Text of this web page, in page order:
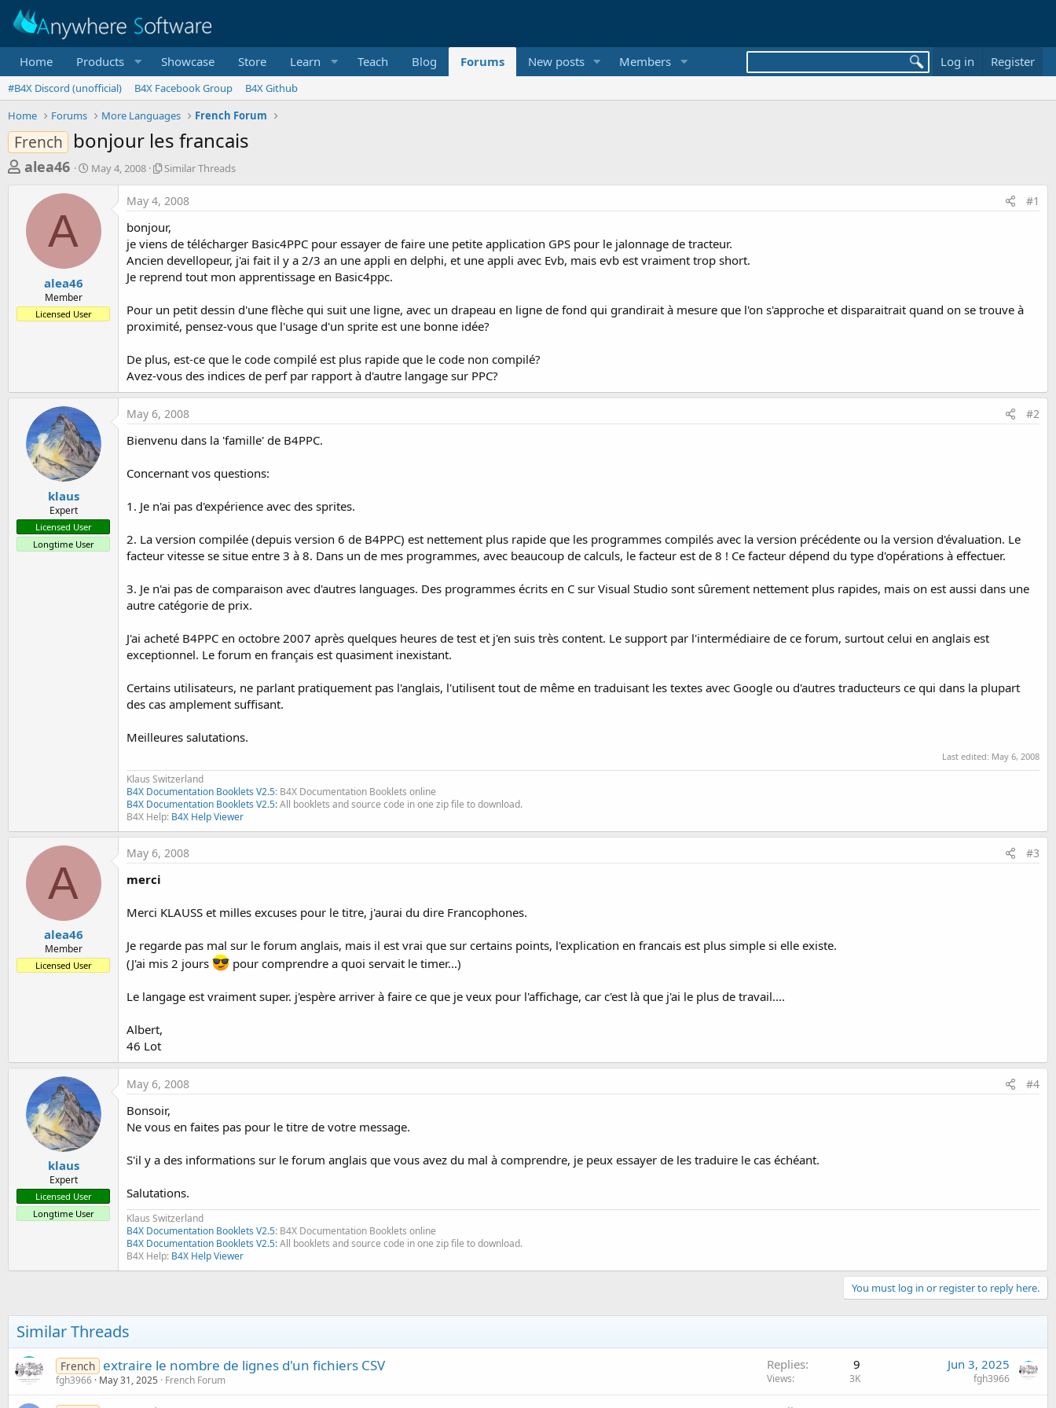
Home Products Showcase Store Learn Teach Blog Forums New posts Members Log in Register
#B4X Discord (unofficial) B4X Facebook Group
B4X Github
Home
Forums More Languages French Forum
French bonjour les francais
T
e
a
t
a
alea46
S
r
a
t
May 4, 2008
S
i
a
r
T
h
e
a
d
Similar Threads
A
alea46
Member
Licensed User
May 4, 2008 #1
bonjour,
je viens de télécharger Basic4PPC pour essayer de faire une petite application GPS pour le jalonnage de tracteur.
Ancien devellopeur, j'ai fait il y a 2/3 an une appli en delphi, et une appli avec Evb, mais evb est vraiment trop short.
Je reprend tout mon apprentissage en Basic4ppc.
Pour un petit dessin d'une flèche qui suit une ligne, avec un drapeau en ligne de fond qui grandirait à mesure que l'on s'approche et disparaitrait quand on se trouve à
proximité, pensez-vous que l'usage d'un sprite est une bonne idée?
De plus, est-ce que le code compilé est plus rapide que le code non compilé?
Avez-vous des indices de perf par rapport à d'autre langage sur PPC?
klaus
Expert
Licensed User
Longtime User
May 6, 2008 #2
Bienvenu dans la 'famille' de B4PPC.
Concernant vos questions:
1. Je n'ai pas d'expérience avec des sprites.
2. La version compilée (depuis version 6 de B4PPC) est nettement plus rapide que les programmes compilés avec la version précédente ou la version d'évaluation. Le
facteur vitesse se situe entre 3 à 8. Dans un de mes programmes, avec beaucoup de calculs, le facteur est de 8 ! Ce facteur dépend du type d'opérations à effectuer.
3. Je n'ai pas de comparaison avec d'autres languages. Des programmes écrits en C sur Visual Studio sont sûrement nettement plus rapides, mais on est aussi dans une
autre catégorie de prix.
J'ai acheté B4PPC en octobre 2007 après quelques heures de test et j'en suis très content. Le support par l'intermédiaire de ce forum, surtout celui en anglais est
exceptionnel. Le forum en français est quasiment inexistant.
Certains utilisateurs, ne parlant pratiquement pas l'anglais, l'utilisent tout de même en traduisant les textes avec Google ou d'autres traducteurs ce qui dans la plupart
des cas amplement suffisant.
Meilleures salutations.
Last edited: May 6, 2008
Klaus Switzerland
B4X Documentation Booklets V2.5: B4X Documentation Booklets online
B4X Documentation Booklets V2.5:All booklets and source code in one zip file to download.
B4X Help: B4X Help Viewer
A
alea46
Member
Licensed User
May 6, 2008 #3
merci
Merci KLAUSS et milles excuses pour le titre, j'aurai du dire Francophones.
Je regarde pas mal sur le forum anglais, mais il est vrai que sur certains points, l'explication en francais est plus simple si elle existe.
(J'ai mis 2 jours
pour comprendre a quoi servait le timer...)
Le langage est vraiment super. j'espère arriver à faire ce que je veux pour l'affichage, car c'est là que j'ai le plus de travail....
Albert,
46 Lot
klaus
Expert
Licensed User
Longtime User
May 6, 2008 #4
Bonsoir,
Ne vous en faites pas pour le titre de votre message.
S'il y a des informations sur le forum anglais que vous avez du mal à comprendre, je peux essayer de les traduire le cas échéant.
Salutations.
Klaus Switzerland
B4X Documentation Booklets V2.5: B4X Documentation Booklets online
B4X Documentation Booklets V2.5:All booklets and source code in one zip file to download.
B4X Help: B4X Help Viewer
You must log in or register to reply here.
Similar Threads
French extraire le nombre de lignes d'un fichiers CSV
fgh3966 May 31, 2025 French Forum
Replies 9
Views 3K
Jun 3, 2025
fgh3966